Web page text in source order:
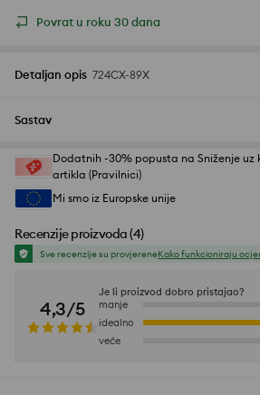
Povrat u roku 30 dana
Detaljan opis 724CX-89X
Sastav
Dodatnih -30% popusta na Sniženje uz
artikla (Pravilnici)
Mi smo iz Europske unije
Recenzije proizvoda(4)
Sve recenzije su provjereneKako funkcioniraju
4,3/5
Je li proizvod dobro pristajao?
manje
idealno
veće